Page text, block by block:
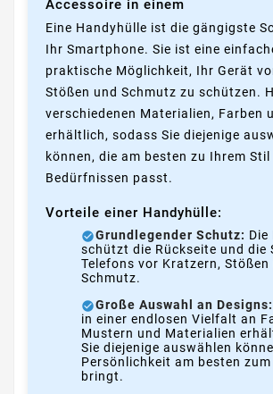
Accessoire in einem
Eine Handyhülle ist die gängigste
Ihr Smartphone. Sie ist eine
praktische Möglichkeit, Ihr Gerät
Stößen und Schmutz zu schützen.
verschiedenen Materialien, Farben
erhältlich, sodass Sie diejenige
können, die am besten zu Ihrem
Bedürfnissen passt.
Vorteile einer Handyhülle:
Grundlegender Schutz: Die
schützt die Rückseite und die
Telefons vor Kratzern, Stößen
Schmutz.
Große Auswahl an Designs:
in einer endlosen Vielfalt an
Mustern und Materialien
Sie diejenige auswählen
Persönlichkeit am besten
bringt.